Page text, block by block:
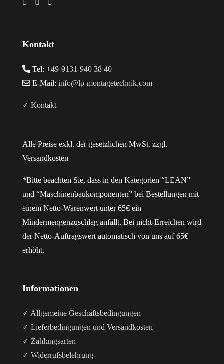
Kontakt
Tel: +49-9131-940 38 40
E-Mail: info@lp-montagetechnik.com
✓ Kontakt
Alle Preise exkl. der gesetzlichen MwSt. zzgl.
Versandkosten
*Bitte beachten Sie, dass in den Kategorien “LEAN”
und “Maschinenbaukomponenten” bei Bestellungen mit
einem Netto-Warenwert unter 65€ ein
Mindermengenzuschlag anfällt. Bei nicht-Erreichen wird
der Netto-Auftragswert automatisch von uns auf 65€
erhöht.
Informationen
✓ Allgemeine Geschäftsbedingungen
✓ Lieferbedingungen und Versandkosten
✓ Zahlungsarten
✓ Widerrufsbelehrung